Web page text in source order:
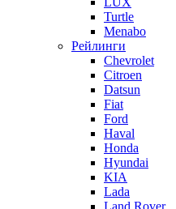
Turtle
Menabo
Рейлинги
Chevrolet
Citroen
Datsun
Fiat
Ford
Haval
Honda
Hyundai
KIA
Lada
Land Rover